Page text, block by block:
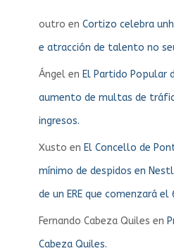
outro en Cortizo celebra
e atracción de talento no
Ángel en El Partido Popular
aumento de multas de
ingresos.
Xusto en El Concello de
mínimo de despidos en
de un ERE que comenzará el
Fernando Cabeza Quiles en
Cabeza Quiles.